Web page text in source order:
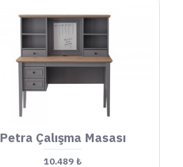
Petra Çalışma Masası
10.489 ₺